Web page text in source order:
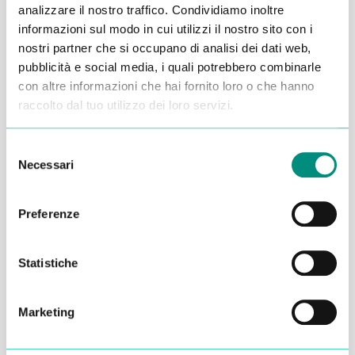
analizzare il nostro traffico. Condividiamo inoltre
informazioni sul modo in cui utilizzi il nostro sito con i
nostri partner che si occupano di analisi dei dati web,
pubblicità e social media, i quali potrebbero combinarle
con altre informazioni che hai fornito loro o che hanno
raccolto dal tuo utilizzo dei loro servizi.
delNecessari
Preferenze
Statistiche
Marketing
Alessandro Alfonsetti
entro 48 ore